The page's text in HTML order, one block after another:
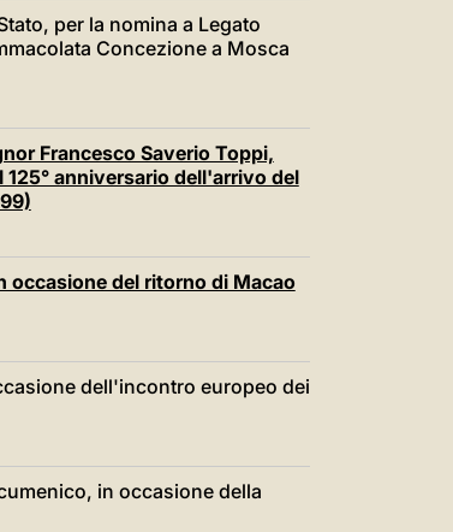
LATINE
per la nomina a Legato
Concezione a Mosca
Francesco Saverio Toppi,
anniversario dell'arrivo del
occasione del ritorno di Macao
dell'incontro europeo dei
in occasione della